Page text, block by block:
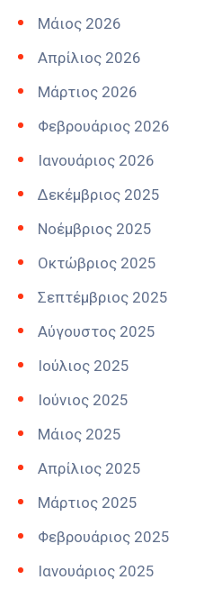
Μάιος 2026
Απρίλιος 2026
Μάρτιος 2026
Φεβρουάριος 2026
Ιανουάριος 2026
Δεκέμβριος 2025
Νοέμβριος 2025
Οκτώβριος 2025
Σεπτέμβριος 2025
Αύγουστος 2025
Ιούλιος 2025
Ιούνιος 2025
Μάιος 2025
Απρίλιος 2025
Μάρτιος 2025
Φεβρουάριος 2025
Ιανουάριος 2025